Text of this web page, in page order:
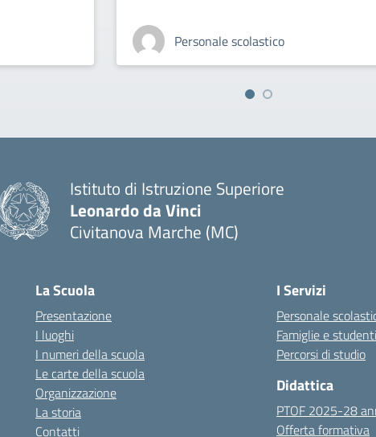
Personale scolastico
Istituto di Istruzione Superiore
Leonardo da Vinci
Civitanova Marche (MC)
La Scuola
Presentazione
I luoghi
I numeri della scuola
Le carte della scuola
Organizzazione
La storia
Contatti
I Servizi
Personale
Famiglie e studenti
Percorsi di studio
Didattica
PTOF 2025-28
Offerta formativa